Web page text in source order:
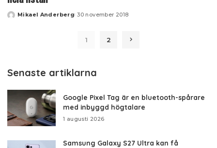
Posted
Mikael Anderberg 30 november 2018
1 2
Senaste artiklarna
Google Pixel Tag är en bluetooth-spårare
med inbyggd högtalare
1 augusti 2026
Samsung Galaxy S27 Ultra kan få